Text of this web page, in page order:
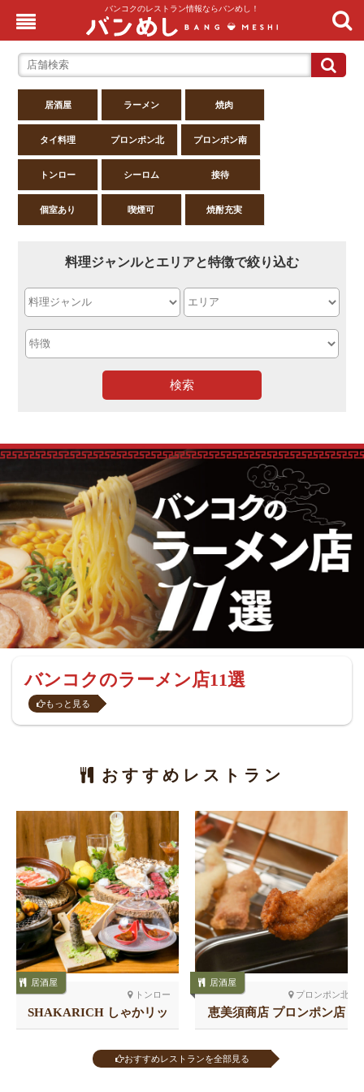
バンコクのレストラン情報ならバンめし！
居酒屋 ラーメン 焼肉
タイ料理 プロンポン北 プロンポン南
トンロー シーロム 接待
個室あり 喫煙可 焼酎充実
料理ジャンルとエリアと特徴で絞り込む
検索
バンコクのラーメン店11選
もっと見る
おすすめレストラン
トンロー
居酒屋
SHAKARICH しゃかリッ
チ トンロー
プロンポン北
居酒屋
恵美須商店 プロンポン店
おすすめレストランを全部見る